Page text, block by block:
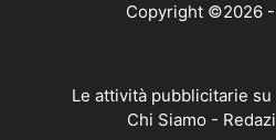
Copyright ©2026
Le attività pubblicitarie
Chi Siamo -